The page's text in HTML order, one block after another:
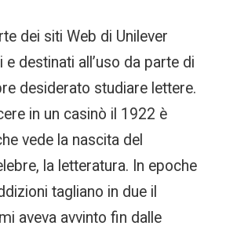
dei siti Web di Unilever
destinati all’uso da parte di
desiderato studiare lettere.
in un casinò il 1922 è
vede la nascita del
la letteratura. In epoche
tagliano in due il
aveva avvinto fin dalle